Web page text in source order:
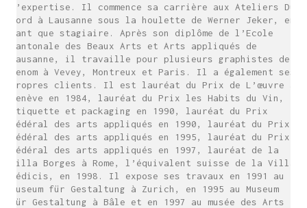
d’expertise. Il commence sa carrière aux Ateliers Du
Nord à Lausanne sous la houlette de Werner Jeker, en
tant que stagiaire. Après son diplôme de l’Ecole
cantonale des Beaux Arts et Arts appliqués de
Lausanne, il travaille pour plusieurs graphistes de
renom à Vevey, Montreux et Paris. Il a également ses
propres clients. Il est lauréat du Prix de L’œuvre à
Genève en 1984, lauréat du Prix les Habits du Vin,
étiquette et packaging en 1990, lauréat du Prix
fédéral des arts appliqués en 1990, lauréat du Prix
fédéral des arts appliqués en 1995, lauréat du Prix
fédéral des arts appliqués en 1997, lauréat de la
Villa Borges à Rome, l’équivalent suisse de la Villa
Médicis, en 1998. Il expose ses travaux en 1991 au
Museum für Gestaltung à Zurich, en 1995 au Museum
für Gestaltung à Bâle et en 1997 au musée des Arts